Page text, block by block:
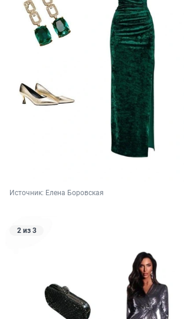
Источник: Елена Боровская
2 из 3